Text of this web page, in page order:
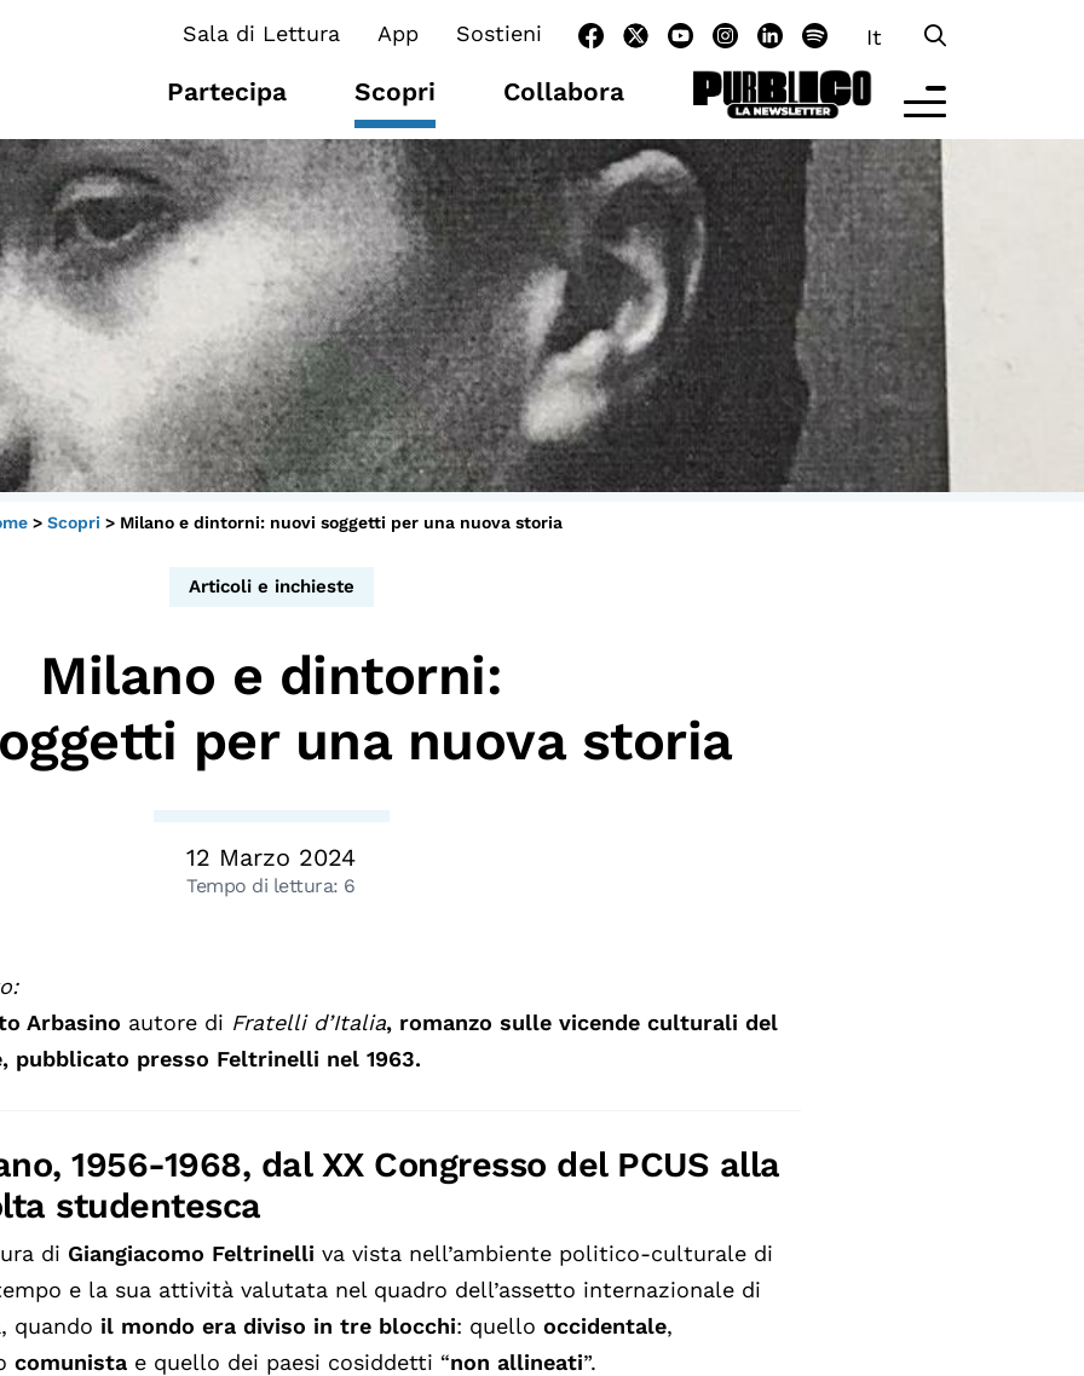
Sala di Lettura App Sostieni It
Partecipa Scopri Collabora
I CONTENUTI
Osservatori di ricerca
Progetti Nazionali
Progetti Internazionali
Pubblicazioni
Storie di Resistenza, ottant’anni
dopo
Calendario civile
Podcast
OLTRE LA SCUOLA
Attività per bambine e bambini
Programmi per le scuole
Under25
Classici del Pensiero Politico
Master e Executive Program
> Scopri > Milano e dintorni: nuovi soggetti per una nuova storia
Articoli e inchieste
Milano e dintorni:
per una nuova storia
12 Marzo 2024
Tempo di lettura: 6
Arbasino autore di Fratelli d’Italia, romanzo sulle vicende culturali del
pubblicato presso Feltrinelli nel 1963.
1956-1968, dal XX Congresso del PCUS alla
studentesca
di Giangiacomo Feltrinelli va vista nell’ambiente politico-culturale di
e la sua attività valutata nel quadro dell’assetto internazionale di
quando il mondo era diviso in tre blocchi: quello occidentale,
comunista e quello dei paesi cosiddetti “non allineati”.